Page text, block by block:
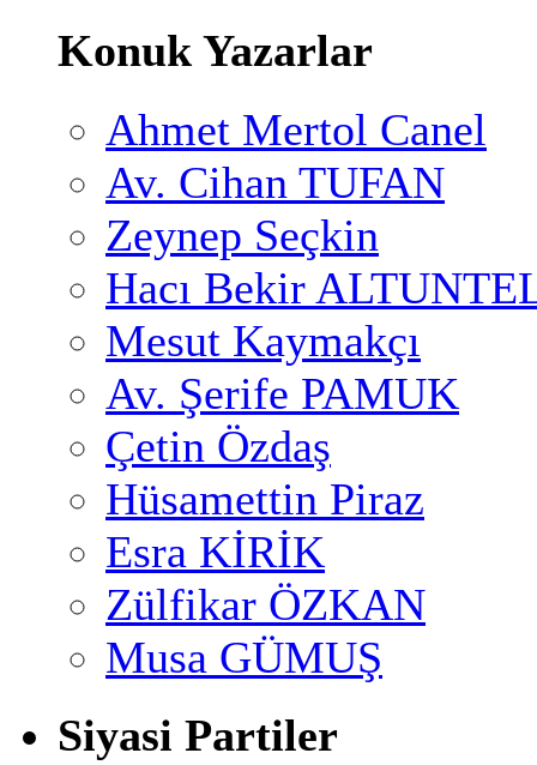
Konuk Yazarlar
Ahmet Mertol Canel
Av. Cihan TUFAN
Zeynep Seçkin
Hacı Bekir
Mesut Kaymakçı
Av. Şerife PAMUK
Çetin Özdaş
Hüsamettin Piraz
Esra KİRİK
Zülfikar ÖZKAN
Musa GÜMUŞ
Siyasi Partiler